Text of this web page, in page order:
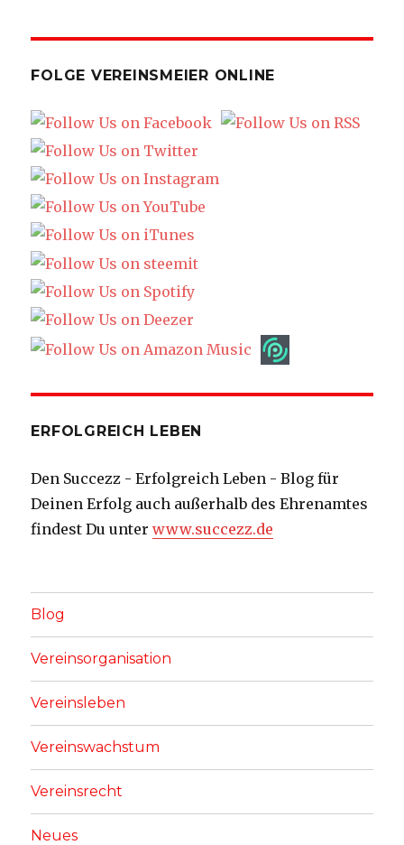
FOLGE VEREINSMEIER ONLINE
ERFOLGREICH LEBEN
Den Succezz - Erfolgreich Leben - Blog für
Deinen Erfolg auch außerhalb des Ehrenamtes
findest Du unterwww.succezz.de
Blog
Vereinsorganisation
Vereinsleben
Vereinswachstum
Vereinsrecht
Neues